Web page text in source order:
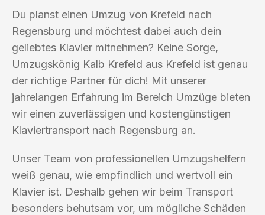
Du planst einen Umzug von Krefeld nach
Regensburg und möchtest dabei auch dein
geliebtes Klavier mitnehmen? Keine Sorge,
Umzugskönig Kalb Krefeld aus Krefeld ist genau
der richtige Partner für dich! Mit unserer
jahrelangen Erfahrung im Bereich Umzüge bieten
wir einen zuverlässigen und kostengünstigen
Klaviertransport nach Regensburg an.
Unser Team von professionellen Umzugshelfern
weiß genau, wie empfindlich und wertvoll ein
Klavier ist. Deshalb gehen wir beim Transport
besonders behutsam vor, um mögliche Schäden